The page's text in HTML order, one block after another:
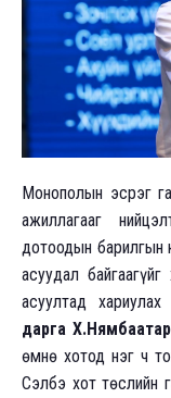
Монополын эсрэг
ажиллагааг
дотоодын барилгын
асуудал
асуултад
дарга
өмнө хотод нэг ч
Сэлбэ хот төслийн